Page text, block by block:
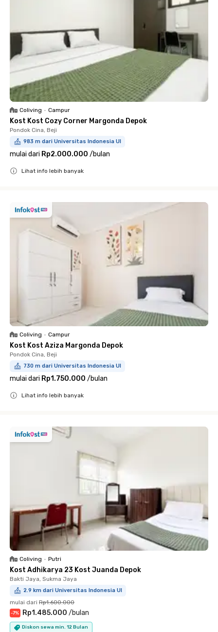
Coliving • Campur
Kost Kost Cozy Corner Margonda Depok
Pondok Cina, Beji
983 m dari Universitas Indonesia UI
mulai dari Rp2.000.000 /bulan
Lihat info lebih banyak
Coliving • Campur
Kost Kost Aziza Margonda Depok
Pondok Cina, Beji
730 m dari Universitas Indonesia UI
mulai dari Rp1.750.000 /bulan
Lihat info lebih banyak
Coliving • Putri
Kost Adhikarya 23 Kost Juanda Depok
Bakti Jaya, Sukma Jaya
2.9 km dari Universitas Indonesia UI
mulai dari Rp1.600.000
-7% Rp1.485.000 /bulan
Diskon sewa min. 12 Bulan